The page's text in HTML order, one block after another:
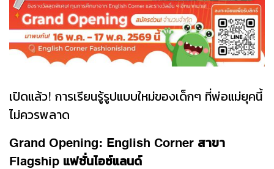
เปิดแล้ว! การเรียนรู้รูปแบบใหม่ของเด็กๆ ที่พ่อแม่ยุคนี้
ไม่ควรพลาด
Grand Opening: English Corner สาขา
Flagship แฟชั่นไอซ์แลนด์